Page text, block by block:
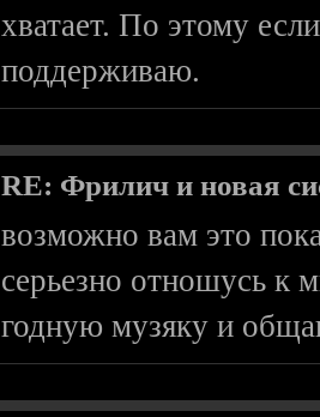
хватает. По этому
поддерживаю.
RE: Фрилич и новая
возможно вам это
серьезно отношусь к
годную музяку и